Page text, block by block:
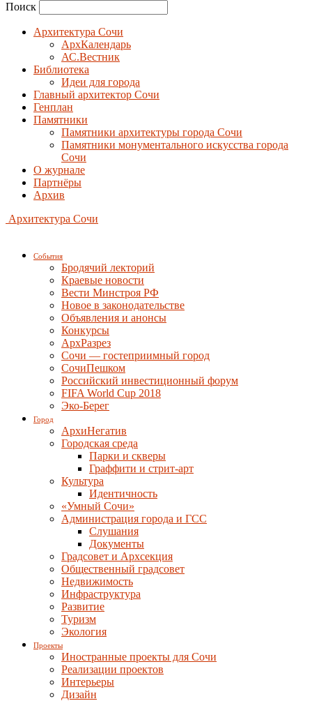
Поиск
Архитектура Сочи
АрхКалендарь
АС.Вестник
Библиотека
Идеи для города
Главный архитектор Сочи
Генплан
Памятники
Памятники архитектуры города Сочи
Памятники монументального искусства города
Сочи
О журнале
Партнёры
Архив
Архитектура Сочи
События
Бродячий лекторий
Краевые новости
Вести Минстроя РФ
Новое в законодательстве
Объявления и анонсы
Конкурсы
АрхРазрез
Сочи — гостеприимный город
СочиПешком
Российский инвестиционный форум
FIFA World Cup 2018
Эко-Берег
Город
АрхиНегатив
Городская среда
Парки и скверы
Граффити и стрит-арт
Культура
Идентичность
«Умный Сочи»
Администрация города и ГСС
Слушания
Документы
Градсовет и Архсекция
Общественный градсовет
Недвижимость
Инфраструктура
Развитие
Туризм
Экология
Проекты
Иностранные проекты для Сочи
Реализации проектов
Интерьеры
Дизайн